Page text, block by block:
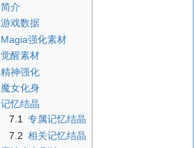
简介
游戏数据
Magia强化素材
觉醒素材
精神强化
魔女化身
记忆结晶
7.1 专属记忆结晶
7.2 相关记忆结晶